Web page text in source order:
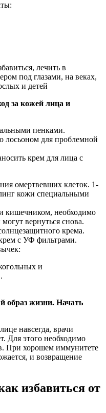
за кожей лица и
пенками.
лосьоном для проблемной
крем для лица с
омертвевших клеток. 1-
кожи специальными
кишечником, необходимо
вернуться снова.
крема.
с УФ фильтрами.
и
образ жизни. Начать
навсегда, врачи
Для этого необходимо
При хорошем иммунитете
и возвращение
избавиться от